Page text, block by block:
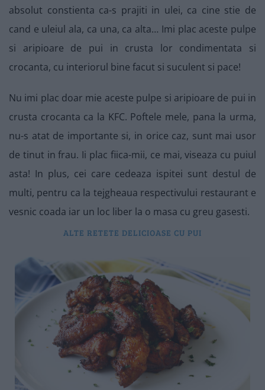
absolut constienta ca-s prajiti in ulei, ca cine stie de
cand e uleiul ala, ca una, ca alta… Imi plac aceste pulpe
si aripioare de pui in crusta lor condimentata si
crocanta, cu interiorul bine facut si suculent si pace!
Nu imi plac doar mie aceste pulpe si aripioare de pui in
crusta crocanta ca la KFC. Poftele mele, pana la urma,
nu-s atat de importante si, in orice caz, sunt mai usor
de tinut in frau. Ii plac fiica-mii, ce mai, viseaza cu puiul
asta! In plus, cei care cedeaza ispitei sunt destul de
multi, pentru ca la tejgheaua respectivului restaurant e
vesnic coada iar un loc liber la o masa cu greu gasesti.
ALTE RETETE DELICIOASE CU PUI